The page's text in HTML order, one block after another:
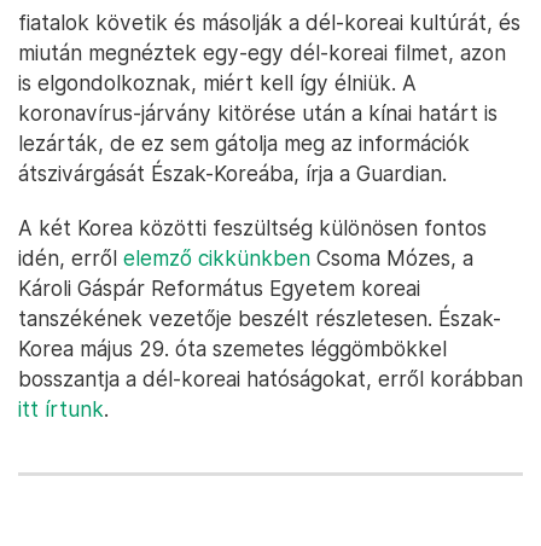
fiatalok követik és másolják a dél-koreai kultúrát, és
miután megnéztek egy-egy dél-koreai filmet, azon
is elgondolkoznak, miért kell így élniük. A
koronavírus-járvány kitörése után a kínai határt is
lezárták, de ez sem gátolja meg az információk
átszivárgását Észak-Koreába, írja a Guardian.
A két Korea közötti feszültség különösen fontos
idén, erről elemző cikkünkben Csoma Mózes, a
Károli Gáspár Református Egyetem koreai
tanszékének vezetője beszélt részletesen. Észak-
Korea május 29. óta szemetes léggömbökkel
bosszantja a dél-koreai hatóságokat, erről korábban
itt írtunk.